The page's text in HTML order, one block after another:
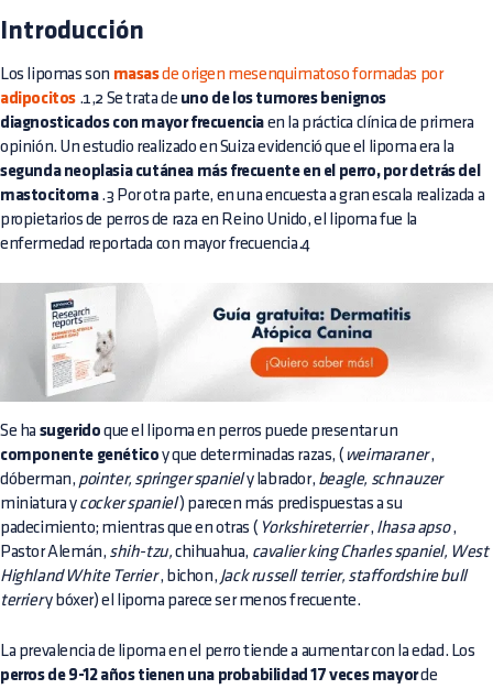
Introducción
Los lipomas son masasde origen mesenquimatoso formadas por
adipocitos .1,2 Se trata de uno de los tumores benignos
diagnosticados con mayor frecuencia en la práctica clínica de primera
opinión. Un estudio realizado en Suiza evidenció que el lipoma era la
segunda neoplasia cutánea más frecuente en el perro, por detrás del
mastocitoma.3 Por otra parte, en una encuesta a gran escala realizada a
propietarios de perros de raza en Reino Unido, el lipoma fue la
enfermedad reportada con mayor frecuencia.4
Se ha sugerido que el lipoma en perros puede presentar un
componente genético y que determinadas razas, ( weimaraner,
dóberman, pointer, springer spaniely labrador, beagle, schnauzer
miniatura y cocker spaniel) parecen más predispuestas a su
padecimiento; mientras que en otras ( Yorkshireterrier, lhasa apso,
Pastor Alemán, shih-tzu, chihuahua, cavalier king Charles spaniel, West
Highland White Terrier, bichon, Jack russell terrier, staffordshire bull
terriery bóxer) el lipoma parece ser menos frecuente.
La prevalencia de lipoma en el perro tiende a aumentar con la edad. Los
perros de 9-12 años tienen una probabilidad 17 veces mayorde